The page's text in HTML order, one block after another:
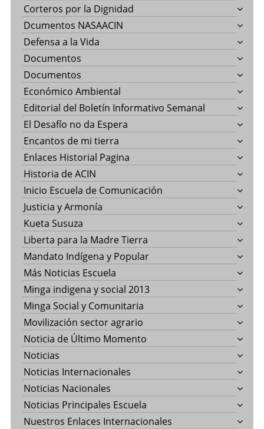
Corteros por la Dignidad
Dcumentos NASAACIN
Defensa a la Vida
Documentos
Documentos
Económico Ambiental
Editorial del Boletín Informativo Semanal
El Desafío no da Espera
Encantos de mi tierra
Enlaces Historial Pagina
Historia de ACIN
Inicio Escuela de Comunicación
Justicia y Armonía
Kueta Susuza
Liberta para la Madre Tierra
Mandato Indígena y Popular
Más Noticias Escuela
Minga indigena y social 2013
Minga Social y Comunitaria
Movilización sector agrario
Noticia de Último Momento
Noticias
Noticias Internacionales
Noticias Nacionales
Noticias Principales Escuela
Nuestros Enlaces Internacionales